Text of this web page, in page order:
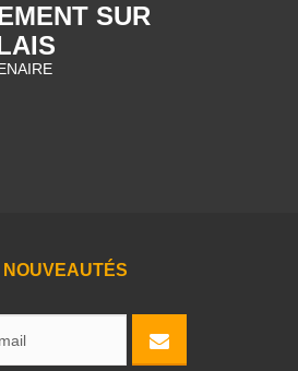
SUR
NOUVEAUTÉS